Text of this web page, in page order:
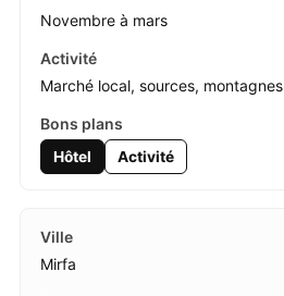
Novembre à mars
Marché local, sources, montagnes
Hôtel Activité
Mirfa